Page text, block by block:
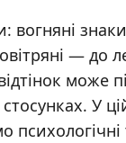
вогняні
— до
може
У